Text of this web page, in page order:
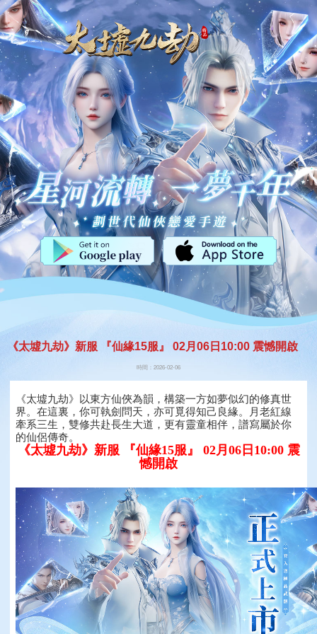
《太墟九劫》新服 『仙緣15服』 02月06日10:00 震憾開啟
時間：2026-02-06
《太墟九劫》以東方仙俠為韻，構築一方如夢似幻的修真世
界。在這裏，你可執劍問天，亦可覓得知己良緣。月老紅線
牽系三生，雙修共赴長生大道，更有靈童相伴，譜寫屬於你
的仙侶傳奇。
《太墟九劫》新服 『仙緣15服』 02月06日10:00 震
憾開啟